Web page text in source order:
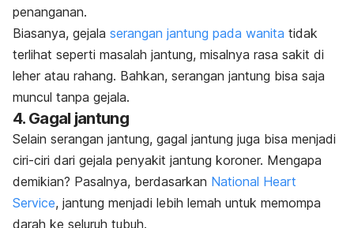
penanganan.
Biasanya, gejala serangan jantung pada wanita tidak
terlihat seperti masalah jantung, misalnya rasa sakit di
leher atau rahang. Bahkan, serangan jantung bisa saja
muncul tanpa gejala.
4. Gagal jantung
Selain serangan jantung, gagal jantung juga bisa menjadi
ciri-ciri dari gejala penyakit jantung koroner. Mengapa
demikian? Pasalnya, berdasarkan National Heart
Service, jantung menjadi lebih lemah untuk memompa
darah ke seluruh tubuh.